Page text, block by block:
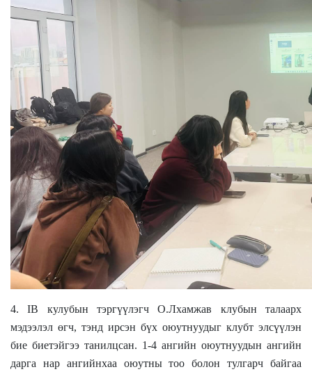
4. IB кулубын тэргүүлэгч О.Лхамжав клубын талаарх
мэдээлэл өгч, тэнд ирсэн бүх оюутнуудыг клубт элсүүлэн
бие биетэйгээ танилцсан. 1-4 ангийн оюутнуудын ангийн
дарга нар ангийнхаа оюутны тоо болон тулгарч байгаа